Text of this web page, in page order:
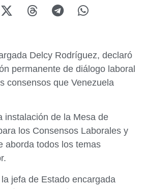
Delcy Rodríguez, declaró
permanente de diálogo laboral
consensos que Venezuela
instalación de la Mesa de
los Consensos Laborales y
aborda todos los temas
jefa de Estado encargada